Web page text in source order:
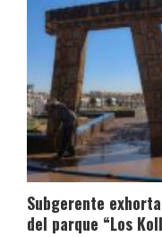
Subgerente
del parque “Los